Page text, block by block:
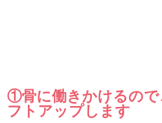
①骨に働きかけるので
フトアップします